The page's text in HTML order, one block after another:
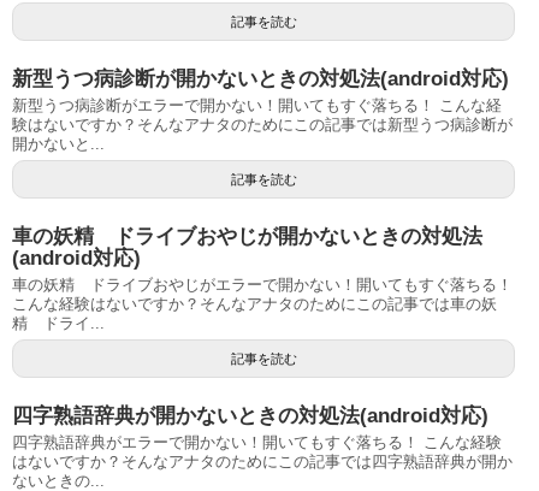
記事を読む
新型うつ病診断が開かないときの対処法(android対応)
新型うつ病診断がエラーで開かない！開いてもすぐ落ちる！ こんな経
験はないですか？そんなアナタのためにこの記事では新型うつ病診断が
開かないと...
記事を読む
車の妖精 ドライブおやじが開かないときの対処法
(android対応)
車の妖精 ドライブおやじがエラーで開かない！開いてもすぐ落ちる！
こんな経験はないですか？そんなアナタのためにこの記事では車の妖
精 ドライ...
記事を読む
四字熟語辞典が開かないときの対処法(android対応)
四字熟語辞典がエラーで開かない！開いてもすぐ落ちる！ こんな経験
はないですか？そんなアナタのためにこの記事では四字熟語辞典が開か
ないときの...